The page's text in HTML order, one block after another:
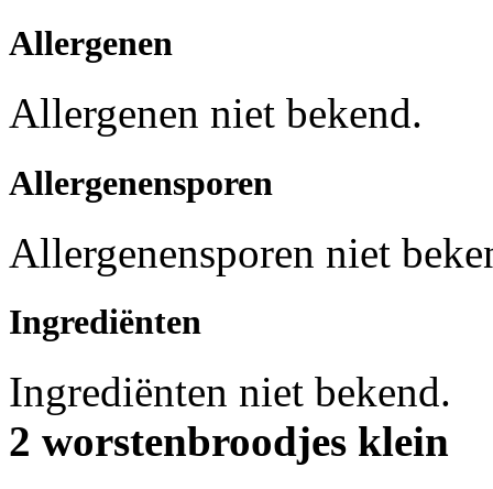
Allergenen
Allergenen niet bekend.
Allergenensporen
Allergenensporen niet
Ingrediënten
Ingrediënten niet bekend.
2 worstenbroodjes klein